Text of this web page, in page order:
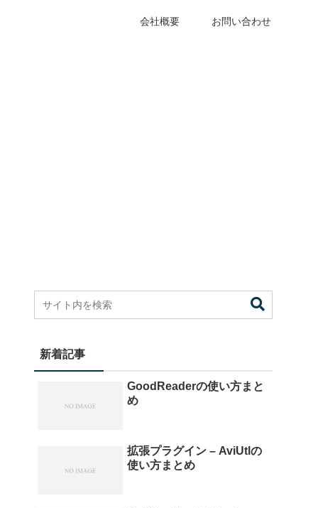
会社概要 お問い合わせ
新着記事
GoodReaderの使い方まと
め
拡張プラグイン – AviUtlの
使い方まとめ